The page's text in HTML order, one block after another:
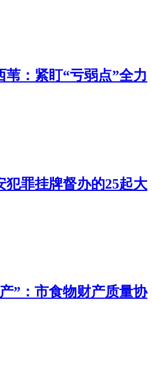
苇：紧盯“亏弱点”全力
犯罪挂牌督办的25起大
”：市食物财产质量协